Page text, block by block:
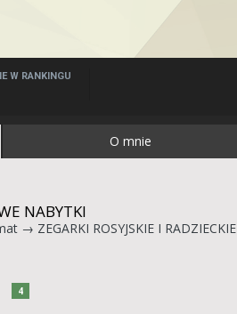
W RANKINGU
O mnie
NABYTKI
→ ZEGARKI ROSYJSKIE I RADZIECKIE
4